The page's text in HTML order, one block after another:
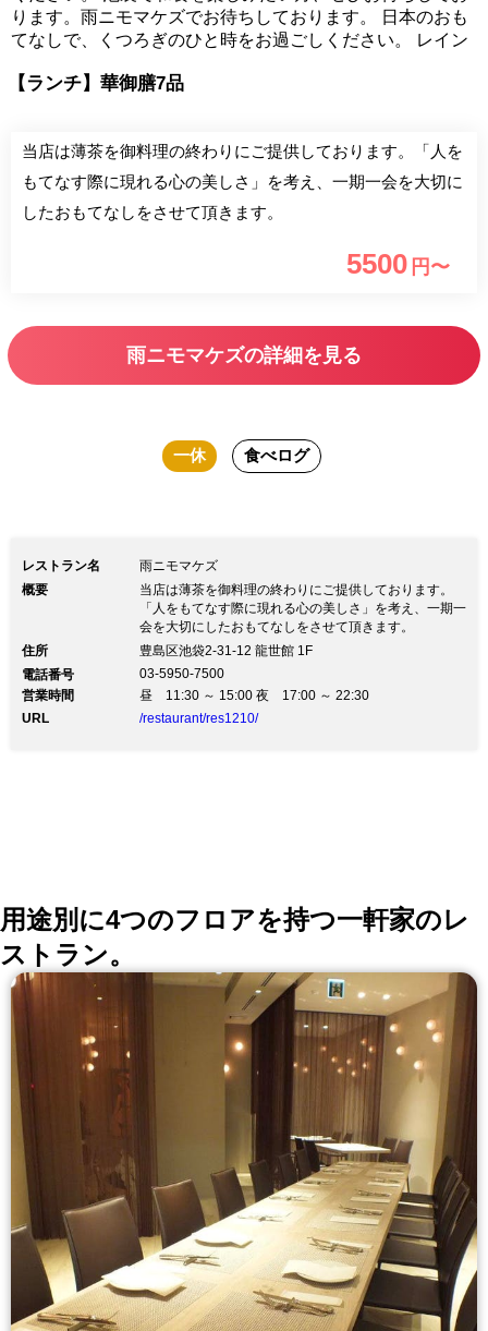
ります。雨ニモマケズでお待ちしております。 日本のおも
てなしで、くつろぎのひと時をお過ごしください。 レイン
【ランチ】華御膳7品
当店は薄茶を御料理の終わりにご提供しております。「人を
もてなす際に現れる心の美しさ」を考え、一期一会を大切に
したおもてなしをさせて頂きます。
5500 円〜
雨ニモマケズの詳細を見る
一休 食べログ
レストラン名
雨ニモマケズ
概要
当店は薄茶を御料理の終わりにご提供しております。
「人をもてなす際に現れる心の美しさ」を考え、一期一
会を大切にしたおもてなしをさせて頂きます。
住所
豊島区池袋2-31-12 龍世館 1F
電話番号
03-5950-7500
営業時間
昼 11:30 ～ 15:00 夜 17:00 ～ 22:30
URL
/restaurant/res1210/
用途別に4つのフロアを持つ一軒家のレ
ストラン。